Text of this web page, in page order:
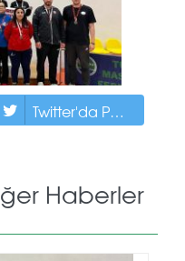
Twitter'da Paylaş
Haberler